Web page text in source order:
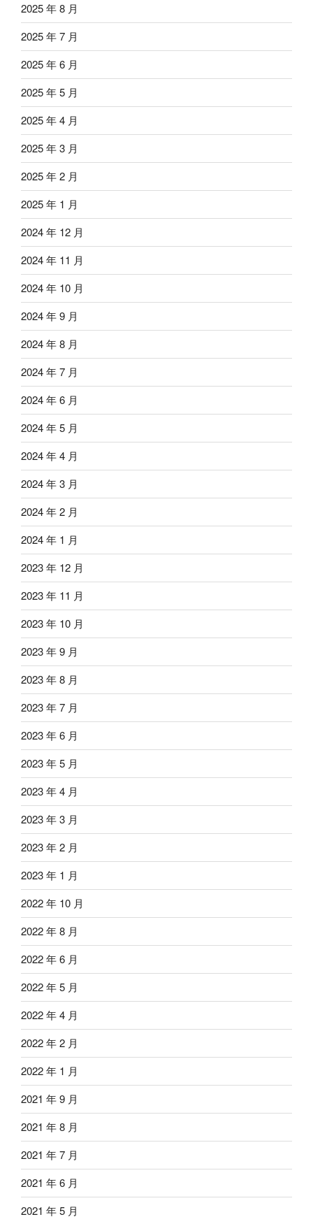
2025 年 8 月
2025 年 7 月
2025 年 6 月
2025 年 5 月
2025 年 4 月
2025 年 3 月
2025 年 2 月
2025 年 1 月
2024 年 12 月
2024 年 11 月
2024 年 10 月
2024 年 9 月
2024 年 8 月
2024 年 7 月
2024 年 6 月
2024 年 5 月
2024 年 4 月
2024 年 3 月
2024 年 2 月
2024 年 1 月
2023 年 12 月
2023 年 11 月
2023 年 10 月
2023 年 9 月
2023 年 8 月
2023 年 7 月
2023 年 6 月
2023 年 5 月
2023 年 4 月
2023 年 3 月
2023 年 2 月
2023 年 1 月
2022 年 10 月
2022 年 8 月
2022 年 6 月
2022 年 5 月
2022 年 4 月
2022 年 2 月
2022 年 1 月
2021 年 9 月
2021 年 8 月
2021 年 7 月
2021 年 6 月
2021 年 5 月